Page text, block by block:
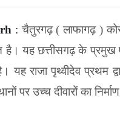
:चैतुरगढ़ ( लाफागढ़ )
है। यह छत्तीसगढ़ के प्रमुख
यह राजा पृथ्वीदेव प्रथम
पर उच्च दीवारों का